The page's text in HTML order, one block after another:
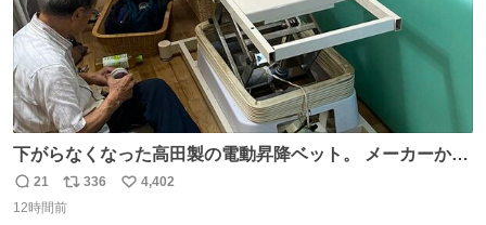
下がらなくなった高田製の電動昇降ベット。 メーカーから
は、完全に見放されたんですが、 見事に85歳の父が治しま
した。 うちの父は、トヨタカローラのボディをオート生産
返
信
21
リ
ポ
336
い
4,402
12時間前